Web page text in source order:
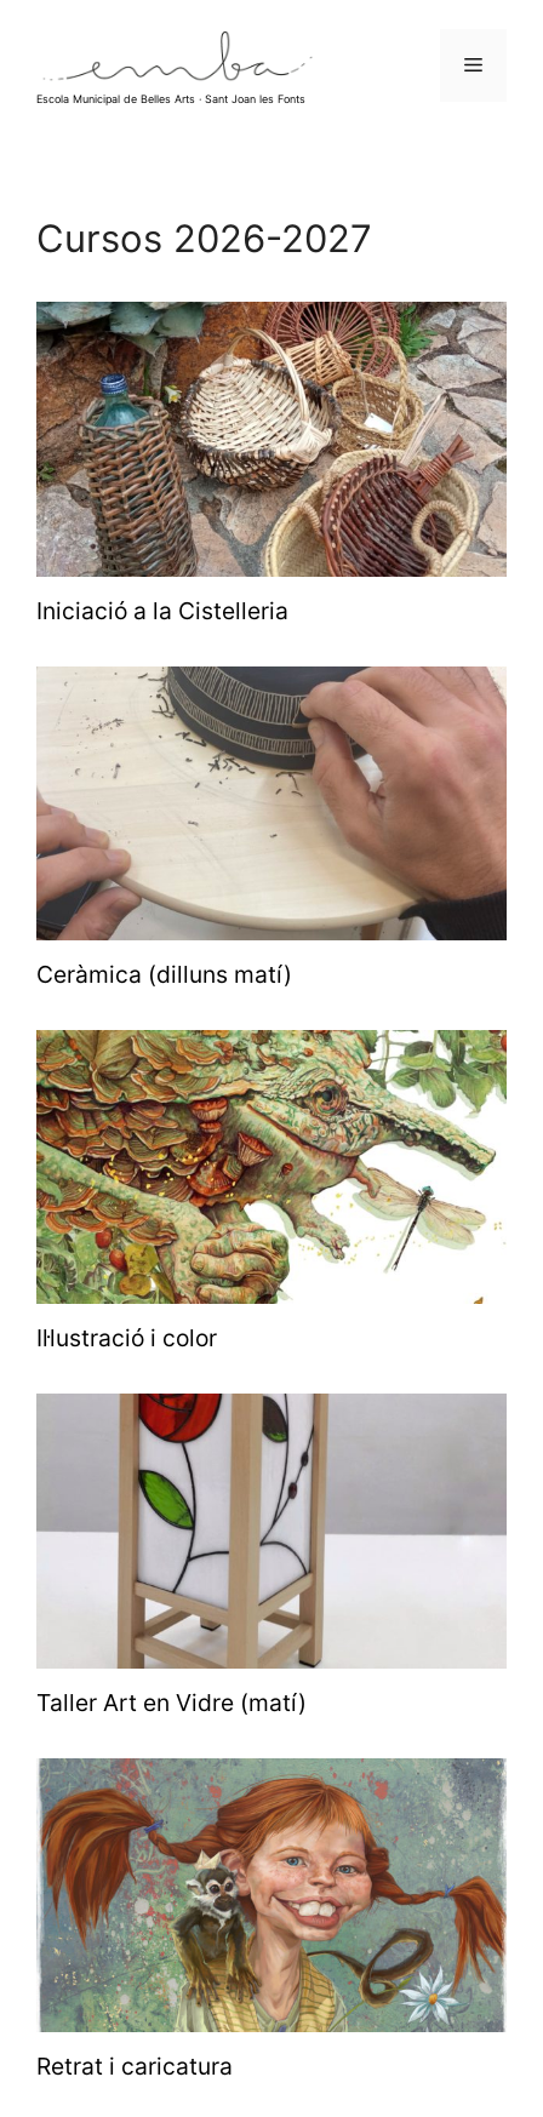
contingut
Escola Municipal de Belles Arts · Sant Joan les Fonts
Menú
Cursos 2026-2027
Iniciació a la Cistelleria
Ceràmica (dilluns matí)
Il·lustració i color
Taller Art en Vidre (matí)
Retrat i caricatura